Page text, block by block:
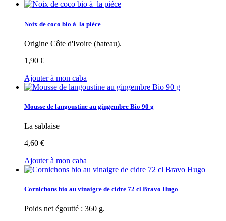
Noix de coco bio à la piéce
Origine Côte d'Ivoire (bateau).
1,90 €
Ajouter à mon caba
Mousse de langoustine au gingembre Bio 90 g
La sablaise
4,60 €
Ajouter à mon caba
Cornichons bio au vinaigre de cidre 72 cl Bravo Hugo
Poids net égoutté : 360 g.